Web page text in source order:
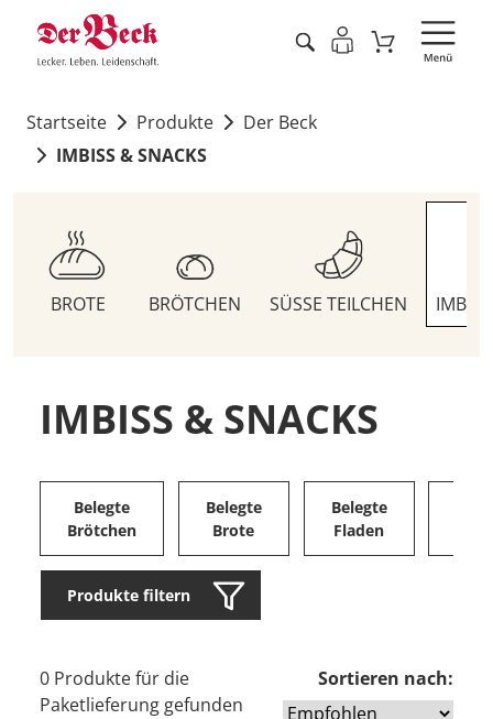
Startseite Produkte
Der Beck
IMBISS & SNACKS
BROTE BRÖTCHEN SÜSSE TEILCHEN
IMBISS & SNACKS
Belegte
Brötchen
Belegte
Brote
Belegte
Fladen
Produkte filtern
0 Produkte für die
Paketlieferung gefunden
Sortieren nach: